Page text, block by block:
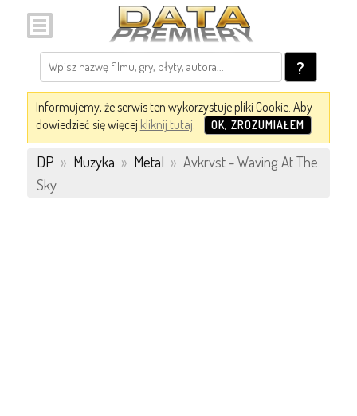
?
Informujemy, że serwis ten wykorzystuje pliki Cookie. Aby
dowiedzieć się więcej kliknij tutaj. OK, ZROZUMIAŁEM
DP » Muzyka » Metal » Avkrvst - Waving At The
Sky